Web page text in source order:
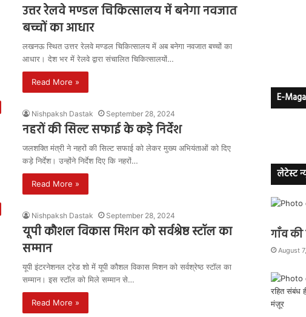
उत्तर रेलवे मण्डल चिकित्सालय में बनेगा नवजात
बच्चों का आधार
लखनऊ स्थित उत्तर रेलवे मण्डल चिकित्सालय में अब बनेगा नवजात बच्चों का
आधार। देश भर में रेलवे द्वारा संचालित चिकित्सालयों…
Read More »
Nishpaksh Dastak September 28, 2024
नहरों की सिल्ट सफाई के कड़े निर्देश
जलशक्ति मंत्री ने नहरों की सिल्ट सफाई को लेकर मुख्य अभियंताओं को दिए
कड़े निर्देश। उन्होंने निर्देश दिए कि नहरों…
Read More »
Nishpaksh Dastak September 28, 2024
यूपी कौशल विकास मिशन को सर्वश्रेष्ठ स्टॉल का
सम्मान
यूपी इंटरनेशनल ट्रेड शो में यूपी कौशल विकास मिशन को सर्वश्रेष्ठ स्टॉल का
सम्मान। इस स्टॉल को मिले सम्मान से…
Read More »
E-
लेटेस्ट
गाँव की
August